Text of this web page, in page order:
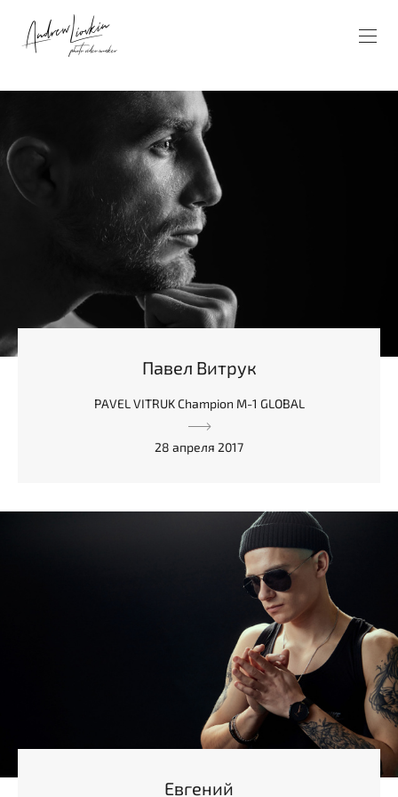
Павел Витрук
PAVEL VITRUK Champion M-1 GLOBAL
28 апреля 2017
Евгений